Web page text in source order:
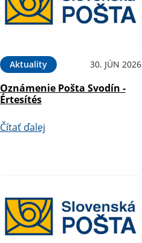
Aktuality 30. JÚN 2026
Oznámenie Pošta Svodín -
Értesítés
Čítať ďalej